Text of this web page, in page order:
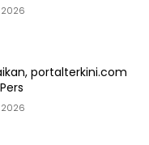
portalterkini.com